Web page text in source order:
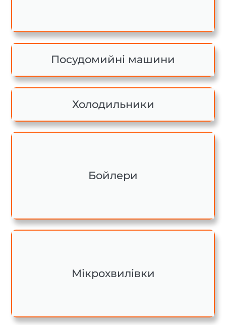
Посудомийні машини
Холодильники
Бойлери
Мікрохвилівки